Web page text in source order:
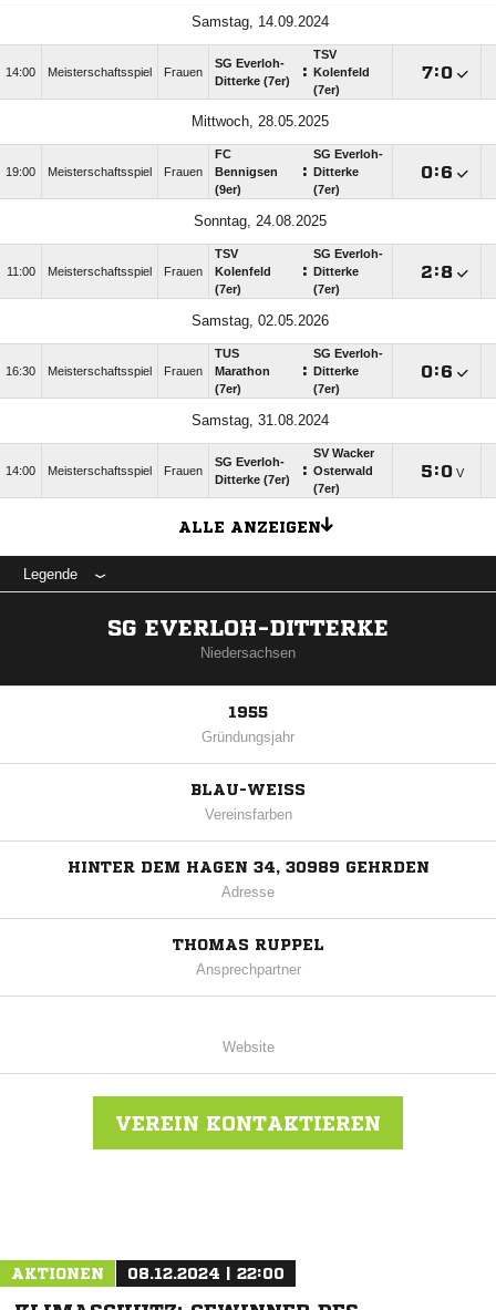
Samstag, 14.09.2024
14:00 Meisterschaftsspiel Frauen
SG Everloh-
Ditterke (7er)
:
TSV
Kolenfeld
(7er)
:
Mittwoch, 28.05.2025
19:00 Meisterschaftsspiel Frauen
FC
Bennigsen
(9er)
:
SG Everloh-
Ditterke
(7er)
:
Sonntag, 24.08.2025
11:00 Meisterschaftsspiel Frauen
TSV
Kolenfeld
(7er)
:
SG Everloh-
Ditterke
(7er)
:
Samstag, 02.05.2026
16:30 Meisterschaftsspiel Frauen
TUS
Marathon
(7er)
:
SG Everloh-
Ditterke
(7er)
:
Samstag, 31.08.2024
14:00 Meisterschaftsspiel Frauen
SG Everloh-
Ditterke (7er)
:
SV Wacker
Osterwald
(7er)
: V
ALLE ANZEIGEN
Legende
SG EVERLOH-DITTERKE
Niedersachsen
1955
Gründungsjahr
BLAU-WEISS
Vereinsfarben
HINTER DEM HAGEN 34, 30989 GEHRDEN
Adresse
THOMAS RUPPEL
Ansprechpartner
Website
VEREIN KONTAKTIEREN
AKTIONEN 08.12.2024 | 22:00